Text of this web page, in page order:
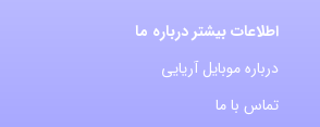
اطلاعات بیشتر درباره ما
درباره موبایل آریایی
تماس با ما